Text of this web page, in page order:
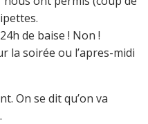
de baise ! Non !
la soirée ou l’apres-midi
On se dit qu’on va